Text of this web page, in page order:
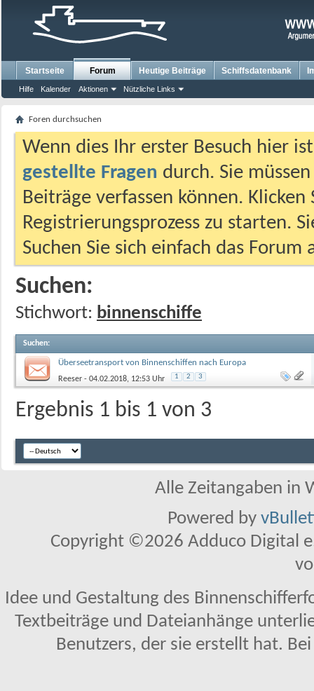
Startseite Forum
Hilfe Kalender Aktionen Nützliche Links
Heutige Beiträge Schiffsdatenbank
Foren durchsuchen
Wenn dies Ihr erster Besuch hier
gestellte Fragen durch. Sie
Beiträge verfassen können.
Registrierungsprozess zu starten.
Suchen Sie sich einfach das
Suchen:
Stichwort: binnenschiffe
Suchen:
Überseetransport von Binnenschiffen nach Europa
Reeser - 04.02.2018, 12:53 Uhr 1 2 3
Ergebnis 1 bis 1 von 3
Alle Zeitangaben in
Powered by
Copyright ©2026 Adduco Digital
Idee und Gestaltung des
Textbeiträge und Dateianhänge
Benutzers, der sie erstellt hat.